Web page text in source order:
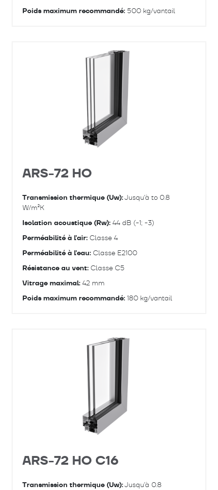
Poids maximum recommandé: 500 kg/vantail
ARS-72 HO
Transmission thermique (Uw):Jusqu'à to 0.8
W/m²K
Isolation acoustique (Rw): 44 dB (-1; -3)
Perméabilité à l'air: Classe 4
Perméabilité à l'eau: Classe E2100
Résistance au vent: Classe C5
Vitrage maximal: 42 mm
Poids maximum recommandé: 180 kg/vantail
ARS-72 HO C16
Transmission thermique (Uw):Jusqu'à 0.8